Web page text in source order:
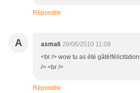
Répondre
A asmali 28/06/2010 11:08
<br /> wow tu as été
/> <br />
Répondre